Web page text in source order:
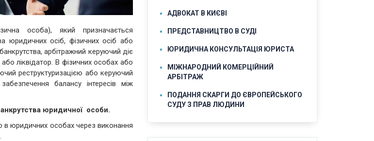
особа), який призначається
юридичних осіб, фізичних осіб або
арбітражний керуючий діє
ліквідатор. В фізичних особах або
реструктуризацією або керуючий
балансу інтересів між
юридичної особи.
в юридичних особах через виконання
АДВОКАТ В КИЄВІ
ПРЕДСТАВНИЦТВО В СУДІ
ЮРИДИЧНА КОНСУЛЬТАЦІЯ ЮРИСТА
МІЖНАРОДНИЙ КОМЕРЦІЙНИЙ
АРБІТРАЖ
ПОДАННЯ СКАРГИ ДО ЄВРОПЕЙСЬКОГО
СУДУ З ПРАВ ЛЮДИНИ